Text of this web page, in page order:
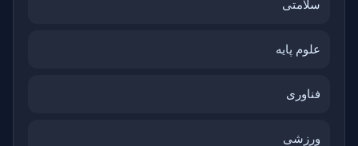
سلامتی
علوم پایه
فناوری
ورزشی